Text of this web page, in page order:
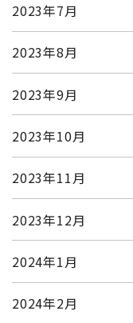
2023年7月
2023年8月
2023年9月
2023年10月
2023年11月
2023年12月
2024年1月
2024年2月